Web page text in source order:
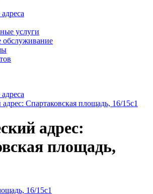
услуги
обслуживание
Спартаковская площадь, 16/15с1
адрес:
площадь,